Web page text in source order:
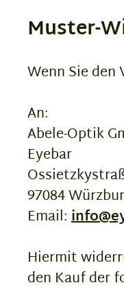
Muster-
Wenn Sie
An:
Abele-Optik
Eyebar
97084
Email:
Hiermit
den Kauf der